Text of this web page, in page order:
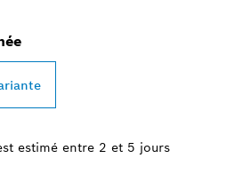
estimé entre 2 et 5 jours